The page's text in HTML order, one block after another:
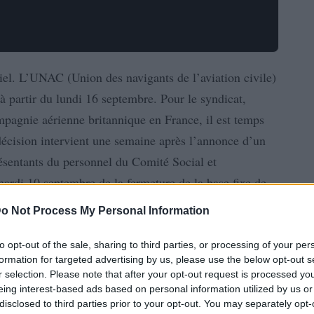
Not Process My Personal Information
opt-out of the sale, sharing to third parties, or processing of your
for targeted advertising by us, please use the below opt-out
selection. Please note that after your opt-out request is processed
interest-based ads based on personal information utilized by us
to third parties prior to your opt-out. You may separately
L’UNAC (Union des navigants de l’aviation civile)
partir du lundi 16 septembre. Pour le syndicat,
aérienne britannique en France, il est temps
intervient une semaine après l’annonce d’un
du personnel du Comité Social et
10 septembre de la fermeture de la base fixe de
fin mars 2025. Les 125 employés concernés –
et des responsables – seront alors invités à
en France : Paris – Charles de Gaulle, Orly, Nice,
le redéploiement des deux A319 d’Airbus
Lyon.